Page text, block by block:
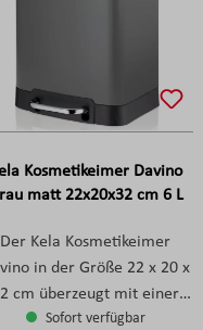
Kosmetikeimer Davino
matt 22x20x32 cm 6 L
Der Kela Kosmetikeimer
in der Größe 22 x 20 x
cm überzeugt mit einer
Optik, praktischer
Sofort verfügbar